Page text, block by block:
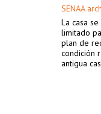
SENAA
La casa
limitado
plan de
condición
antigua